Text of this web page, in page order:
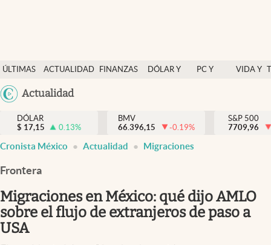
ÚLTIMAS
NOTICIAS
ACTUALIDAD
FINANZAS
DÓLAR Y
PC Y
VIDA Y
México
Actualidad
Actualidad
Finanzas y economía
Dólar y mercados
Pc y celular
Vida y estilo
DÓLAR
$ 17,15 0.13%
BMV
66.396,15
-0.19%
S&P 500
7709,96
Cronista México Actualidad Migraciones
Frontera
Migraciones en México: qué dijo AMLO
sobre el flujo de extranjeros de paso a
USA